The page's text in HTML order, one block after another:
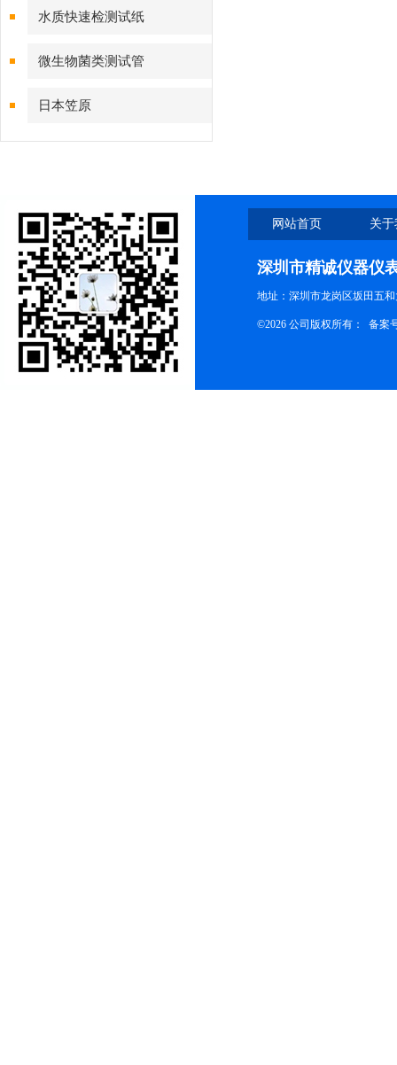
水质快速检测试纸
微生物菌类测试管
日本笠原
网站首页 关
深圳市精诚仪器仪
地址：深圳市龙岗区坂田五
©2026 公司版权所有： 备案